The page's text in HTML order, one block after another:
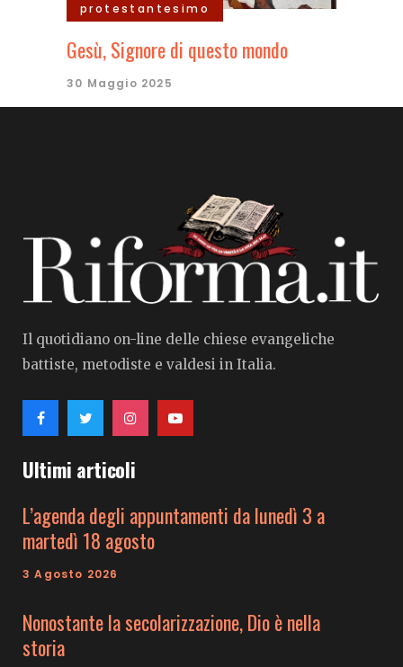
protestantesimo
Gesù, Signore di questo mondo
30 Maggio 2025
Il quotidiano on-line delle chiese evangeliche
battiste, metodiste e valdesi in Italia.
Ultimi articoli
L’agenda degli appuntamenti da lunedì 3 a
martedì 18 agosto
3 Agosto 2026
Nonostante la secolarizzazione, Dio è nella
storia